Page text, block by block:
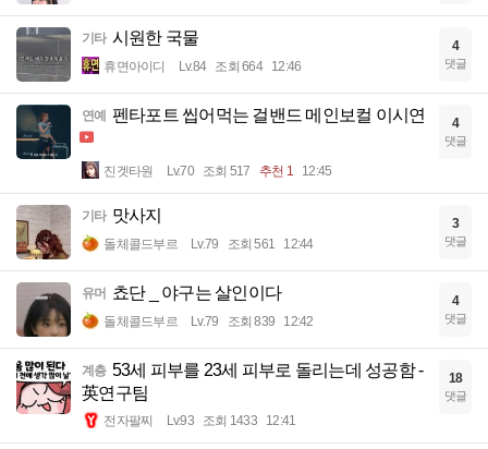
기타 시원한 국물
휴면아이디 Lv.84 조회 664 12:46
4
댓글
연예 펜타포트 씹어먹는 걸밴드 메인보컬 이시연
진겟타원 Lv.70 조회 517 추천 1 12:45
4
댓글
기타 맛사지
돌체콜드부르 Lv.79 조회 561 12:44
3
댓글
유머 쵸단 _ 야구는 살인이다
돌체콜드부르 Lv.79 조회 839 12:42
4
댓글
계층 53세 피부를 23세 피부로 돌리는데 성공함 -
英연구팀
전자팔찌 Lv.93 조회 1433 12:41
18
댓글